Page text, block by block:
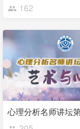
162